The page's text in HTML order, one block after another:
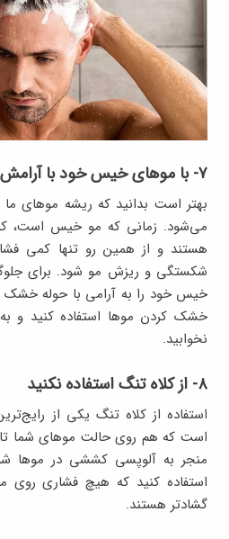
۷- با موهای خیس خود با آرامش رفتار کنید
بهتر است بدانید که ریشه موهای
می‌شود. زمانی که مو خیس است،
هستند و از همین رو تنها کمی
شکستگی و ریزش مو شود. برای
خیس خود را به آرامی با حوله خشک
خشک کردن موها استفاده کنید و
نخوابید.
۸- از کلاه تنگ استفاده نکنید
استفاده از کلاه تنگ یکی از
است که هم روی حالت موهای شما
منجر به آلوپسی کششی در موها
استفاده کنید که هیچ فشاری روی
گشادتر هستند.